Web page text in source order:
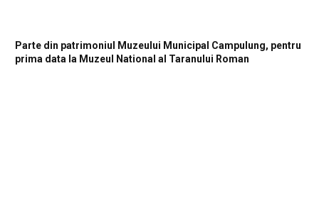
Parte din patrimoniul Muzeului Municipal Campulung, pentru
prima data la Muzeul National al Taranului Roman